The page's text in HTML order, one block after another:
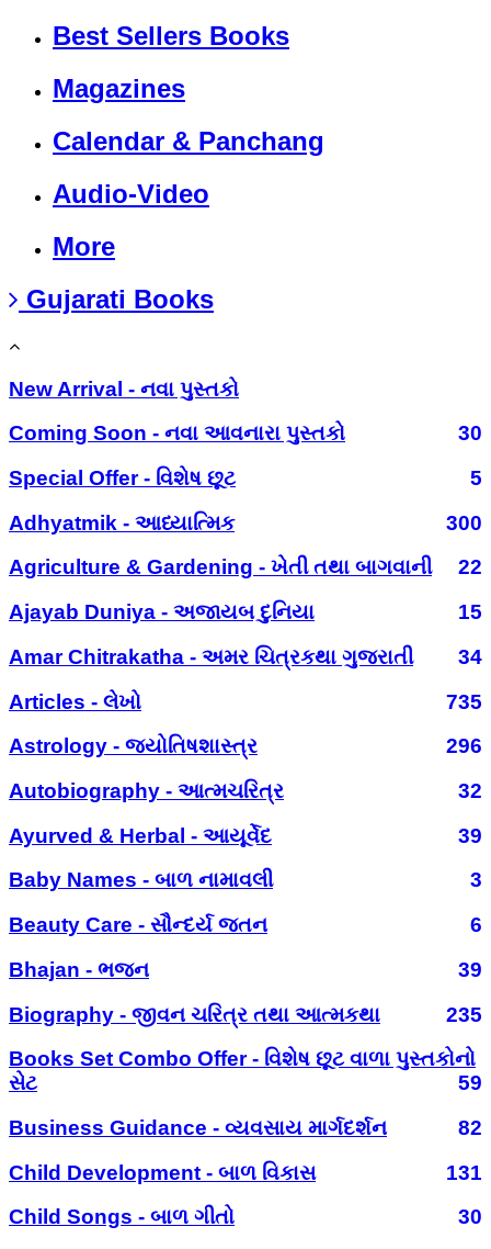
Best Sellers Books
Magazines
Calendar & Panchang
Audio-Video
More
Gujarati Books
New Arrival - નવા પુસ્તકો
Coming Soon - નવા આવનારા પુસ્તકો
30
Special Offer - વિશેષ છૂટ
5
Adhyatmik - આધ્યાત્મિક
300
Agriculture & Gardening - ખેતી તથા બાગવાની
22
Ajayab Duniya - અજાયબ દુનિયા
15
Amar Chitrakatha - અમર ચિત્રકથા ગુજરાતી
34
Articles - લેખો
735
Astrology - જ્યોતિષશાસ્ત્ર
296
Autobiography - આત્મચરિત્ર
32
Ayurved & Herbal - આયૂર્વેદ
39
Baby Names - બાળ નામાવલી
3
Beauty Care - સૌન્દર્ય જતન
6
Bhajan - ભજન
39
Biography - જીવન ચરિત્ર તથા આત્મકથા
235
Books Set Combo Offer - વિશેષ છૂટ વાળા પુસ્તકોનો
સેટ
59
Business Guidance - વ્યવસાય માર્ગદર્શન
82
Child Development - બાળ વિકાસ
131
Child Songs - બાળ ગીતો
30